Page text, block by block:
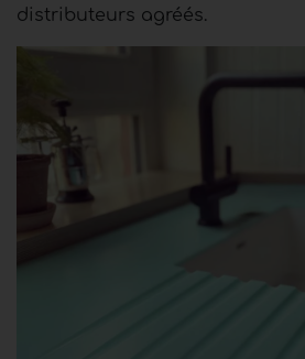
distributeurs agréés.